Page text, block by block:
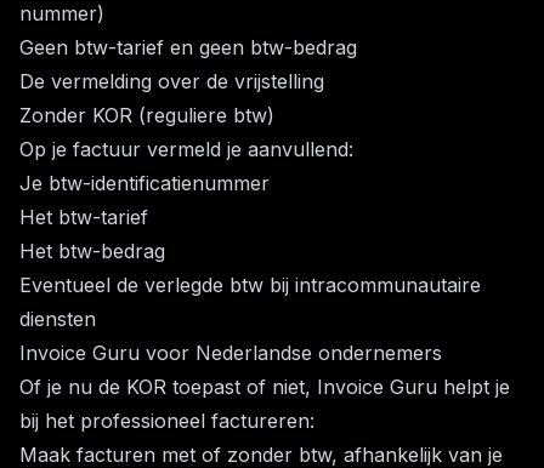
nummer)
Geen btw-tarief en geen btw-bedrag
De vermelding over de vrijstelling
Zonder KOR (reguliere btw)
Op je factuur vermeld je aanvullend:
Je btw-identificatienummer
Het btw-tarief
Het btw-bedrag
Eventueel de verlegde btw bij intracommunautaire
diensten
Invoice Guru voor Nederlandse ondernemers
Of je nu de KOR toepast of niet, Invoice Guru helpt je
bij het professioneel factureren:
Maak facturen met of zonder btw, afhankelijk van je